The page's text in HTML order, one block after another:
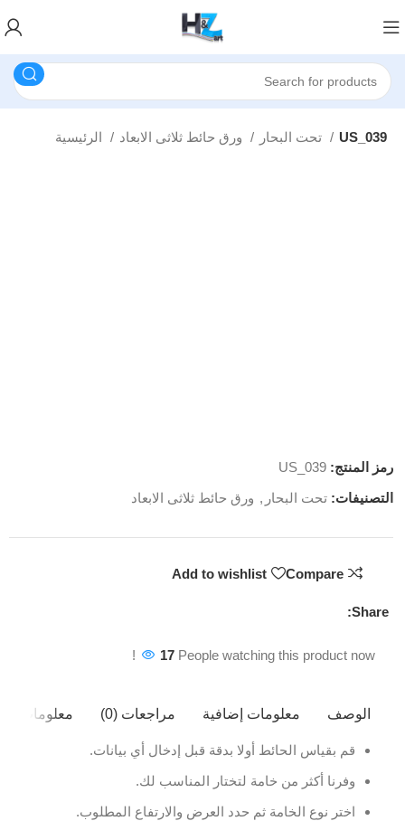
تحت البحار US_039
رمز المنتج:US_039
التصنيفات: تحت البحار , ورق حائط ثلاثى الابعاد
Compare
Add to wishlist
Share:
17 People watching this product now!
الوصف معلومات إضافية مراجعات (0) معلومات
قم بقياس الحائط أولا بدقة قبل إدخال أي بيانات.
وفرنا أكثر من خامة لتختار المناسب لك.
اختر نوع الخامة ثم حدد العرض والارتفاع المطلوب.